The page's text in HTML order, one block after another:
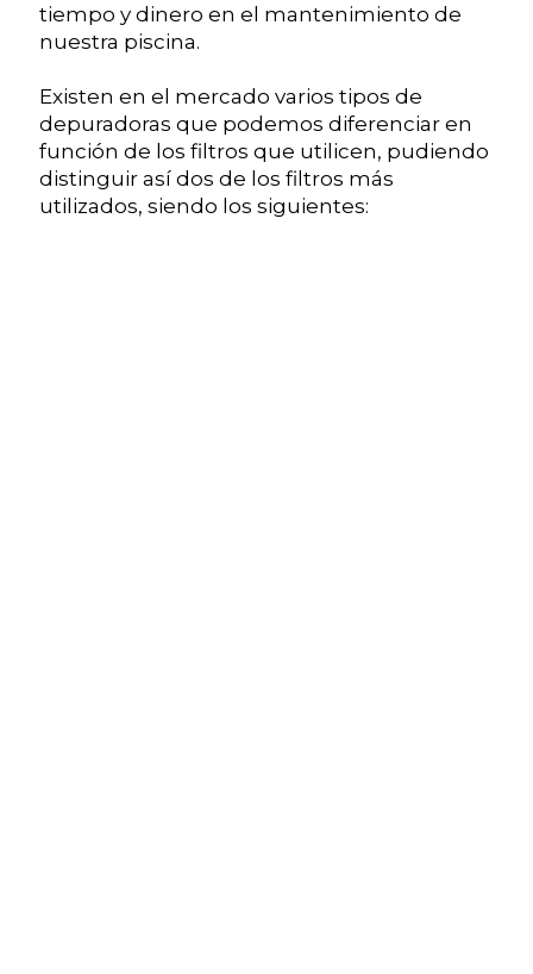
tiempo y dinero en el mantenimiento de
nuestra piscina.
Existen en el mercado varios tipos de
depuradoras que podemos diferenciar en
función de los filtros que utilicen, pudiendo
distinguir así dos de los filtros más
utilizados, siendo los siguientes: